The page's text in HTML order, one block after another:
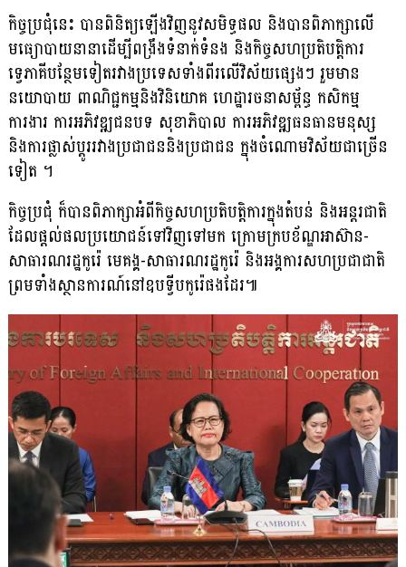
កិច្ចប្រជុំនេះ បានពិនិត្យឡើងវិញនូវសមិទ្ធផល និងបានពិភាក្សាលើ
មធ្យោបាយនានាដើម្បីពង្រឹងទំនាក់ទំនង និងកិច្ចសហប្រតិបត្តិការ
ទ្វេភាគីបន្ថែមទៀតរវាងប្រទេសទាំងពីរលើវិស័យផ្សេងៗ រួមមាន
នយោបាយ ពាណិជ្ជកម្មនិងវិនិយោគ ហេដ្ឋារចនាសម្ព័ន្ធ កសិកម្ម
ការងារ ការអភិវឌ្ឍជនបទ សុខាភិបាល ការអភិវឌ្ឍធនធានមនុស្ស
និងការផ្លាស់ប្តូររវាងប្រជាជននិងប្រជាជន ក្នុងចំណោមវិស័យជាច្រើន
ទៀត ។
កិច្ចប្រជុំ ក៏បានពិភាក្សាអំពីកិច្ចសហប្រតិបត្តិការក្នុងតំបន់ និងអន្តរជាតិ
ដែលផ្តល់ផលប្រយោជន៍ទៅវិញទៅមក ក្រោមក្របខ័ណ្ឌអាស៊ាន-
សាធារណរដ្ឋកូរ៉េ មេគង្គ-សាធារណរដ្ឋកូរ៉េ និងអង្គការសហប្រជាជាតិ
ព្រមទាំងស្ថានការណ៍នៅឧបទ្វីបកូរ៉េផងដែរ៕